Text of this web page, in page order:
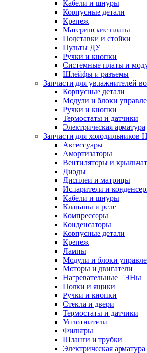
Кабели и шнуры
Корпусные детали
Крепеж
Материнские платы
Подставки и стойки
Пульты ДУ
Ручки и кнопки
Системные платы и
Шлейфы и разъемы
Запчасти для увлажнителей
Корпусные детали
Модули и блоки
Ручки и кнопки
Термостаты и датчики
Электрическая арматура
Запчасти для холодильников
Аксессуары
Амортизаторы
Вентиляторы и
Диоды
Дисплеи и матрицы
Испарители и
Кабели и шнуры
Клапаны и реле
Компрессоры
Конденсаторы
Корпусные детали
Крепеж
Лампы
Модули и блоки
Моторы и двигатели
Нагревательные ТЭНы
Полки и ящики
Ручки и кнопки
Стекла и двери
Термостаты и датчики
Уплотнители
Фильтры
Шланги и трубки
Электрическая арматура